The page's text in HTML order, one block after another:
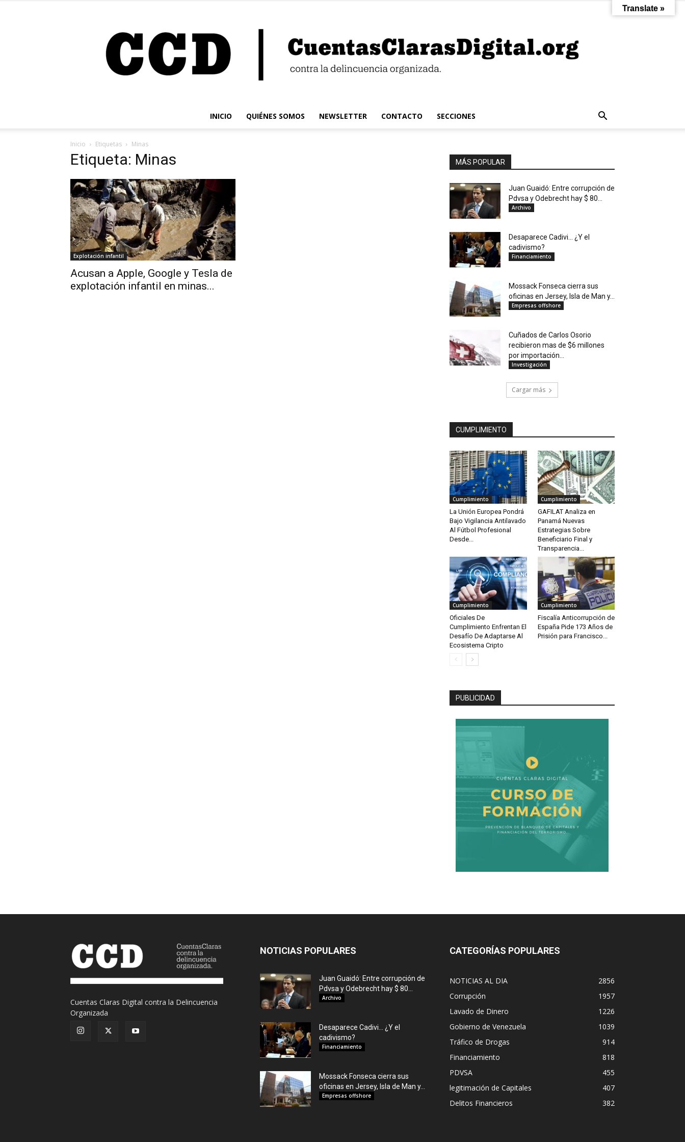
INICIO QUIÉNES SOMOS NEWSLETTER CONTACTO SECCIONES
Inicio Etiquetas Minas
Etiqueta: Minas
Explotación infantil
Acusan a Apple, Google y Tesla de
explotación infantil en minas...
MÁS POPULAR
Juan Guaidó: Entre corrupción de
Pdvsa y Odebrecht hay $ 80...
Archivo
Desaparece Cadivi… ¿Y el
cadivismo?
Financiamiento
Mossack Fonseca cierra sus
oficinas en Jersey, Isla de Man y...
Empresas offshore
Cuñados de Carlos Osorio
recibieron mas de $6 millones
por importación...
Investigación
Cargar más
CUMPLIMIENTO
Cumplimiento
La Unión Europea Pondrá
Bajo Vigilancia Antilavado
Al Fútbol Profesional
Desde...
Cumplimiento
GAFILAT Analiza en
Panamá Nuevas
Estrategias Sobre
Beneficiario Final y
Transparencia...
Cumplimiento
Oficiales De
Cumplimiento Enfrentan El
Desafío De Adaptarse Al
Ecosistema Cripto
Cumplimiento
Fiscalía Anticorrupción de
España Pide 173 Años de
Prisión para Francisco...
PUBLICIDAD
Cuentas Claras Digital contra la Delincuencia
Organizada
NOTICIAS POPULARES
Juan Guaidó: Entre corrupción de
Pdvsa y Odebrecht hay $ 80...
Archivo
Desaparece Cadivi… ¿Y el
cadivismo?
Financiamiento
Mossack Fonseca cierra sus
oficinas en Jersey, Isla de Man y...
Empresas offshore
CATEGORÍAS POPULARES
NOTICIAS AL DIA
2856
Corrupción
1957
Lavado de Dinero
1226
Gobierno de Venezuela
1039
Tráfico de Drogas
914
Financiamiento
818
PDVSA
455
legitimación de Capitales
407
Delitos Financieros
382
Translate »